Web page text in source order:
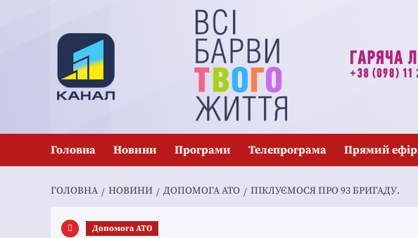
Головна Новини Програми Телепрограма Прямий ефір
ГОЛОВНА НОВИНИ ДОПОМОГА АТО ПІКЛУЄМОСЯ ПРО 93 БРИГАДУ.
Допомога АТО